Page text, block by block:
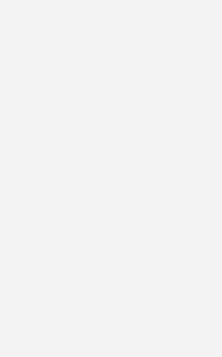
für die Bürger, die Wirtschaft und
Klimaschutz wird konkret, das klare
klimafreundliches Heizen wird gesetzt.
mehr Zeit und verzahnen die
besser mit dem Gebäudeenergiegesetz.
in ganz in meinem Sinne. Insgesamt gibt
Debatte zu befrieden und den
für Klimaschutz zu stärken. Dass sich in
alle Seiten bewegen mussten, gehört